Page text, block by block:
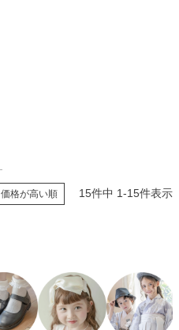
価格が高い順 15件中 1-15件表示